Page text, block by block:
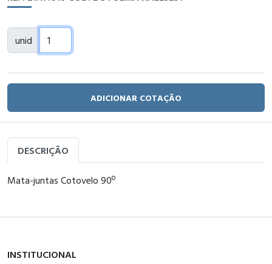
unid
ADICIONAR COTAÇÃO
DESCRIÇÃO
Mata-juntas Cotovelo 90º
INSTITUCIONAL